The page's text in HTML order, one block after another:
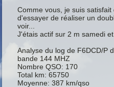
Comme vous, je suis
d'essayer de réaliser un
voir...
J'étais actif sur 2 m samedi
Analyse du log de F6DCD/P
bande 144 MHZ
Nombre QSO: 170
Total km: 65750
Moyenne: 387 km/qso